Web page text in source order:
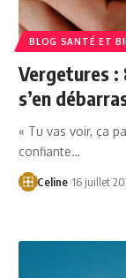
BLOG SANTÉ ET
Vergetures
s’en
« Tu vas voir, ça
confiante…
Celine 16 juillet